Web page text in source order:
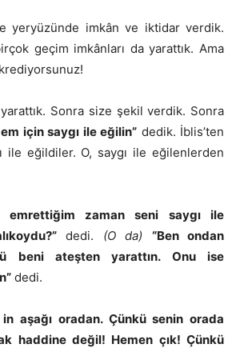
yeryüzünde imkân ve iktidar verdik.
geçim imkânları da yarattık. Ama
Sonra size şekil verdik. Sonra
için saygı ile eğilin” dedik. İblis’ten
ile eğildiler. O, saygı ile eğilenlerden
emrettiğim zaman seni saygı ile
dedi. (O da)
“Ben ondan
beni ateşten yarattın. Onu ise
dedi.
aşağı oradan. Çünkü senin orada
haddine değil! Hemen çık! Çünkü